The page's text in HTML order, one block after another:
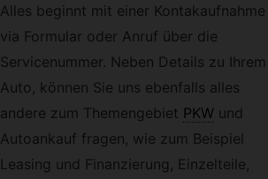
Alles beginnt mit einer Kontakaufnahme
via Formular oder Anruf über die
Servicenummer. Neben Details zu Ihrem
Auto, können Sie uns ebenfalls alles
andere zum Themengebiet PKW und
Autoankauf fragen, wie zum Beispiel
Leasing und Finanzierung, Einzelteile,